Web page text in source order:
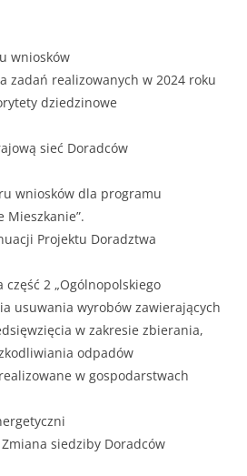
wniosków
zadań realizowanych w 2024 roku
dziedzinowe
sieć Doradców
wniosków dla programu
Mieszkanie”.
Projektu Doradztwa
2 „Ogólnopolskiego
usuwania wyrobów zawierających
w zakresie zbierania,
odpadów
w gospodarstwach
siedziby Doradców